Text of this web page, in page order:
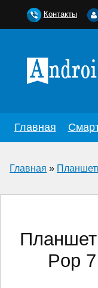
Главная
Главная »
Pop
Контакты